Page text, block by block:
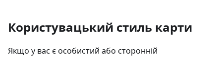
Користувацький стиль карти
Якщо у вас є особистий або сторонній